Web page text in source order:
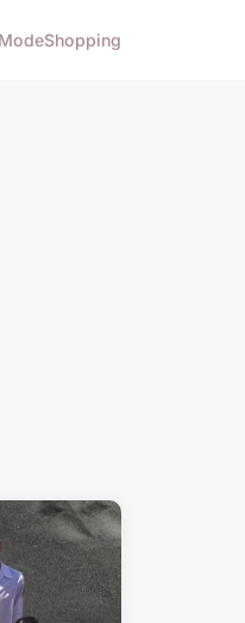
ModeShopping